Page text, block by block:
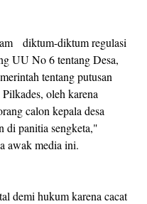
diktum-diktum regulasi
UU No 6 tentang Desa,
tentang putusan
oleh karena
calon kepala desa
di panitia sengketa,"
awak media ini.
demi hukum karena cacat